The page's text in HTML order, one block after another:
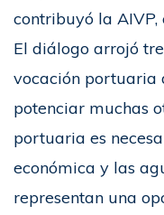
contribuyó la
El diálogo arrojó
vocación portuaria
potenciar muchas
portuaria es
económica y las
representan una